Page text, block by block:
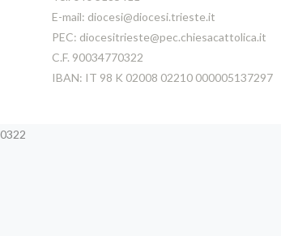
E-mail: diocesi@diocesi.trieste.it
PEC: diocesitrieste@pec.chiesacattolica.it
C.F. 90034770322
IBAN: IT 98 K 02008 02210 000005137297